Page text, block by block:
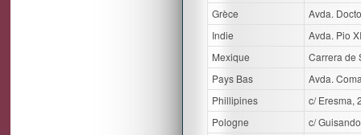
Grèce
Avda.
Indie
Avda. Pio
Mexique
Carrera de
Pays Bas
Avda.
Phillipines
c/ Eresma,
Pologne
c/